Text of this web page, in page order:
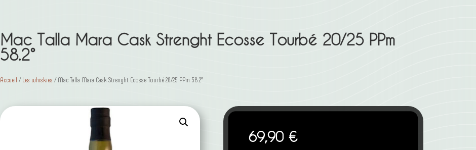
Mac Talla Mara Cask Strenght Ecosse Tourbé 20/25 PPm
58.2°
Accueil /Les whiskies / Mac Talla Mara Cask Strenght Ecosse Tourbé 20/25 PPm 58.2°
69,90 €